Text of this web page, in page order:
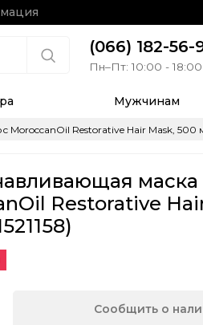
(066) 182-56-
Пн–Пт: 10:00 - 18:00
Мужчинам
Restorative Hair Mask, 500
маска
Restorative
Сообщить о